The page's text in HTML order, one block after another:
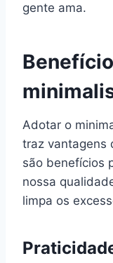
gente ama.
Adotar o
traz vantagens
são benefícios
nossa
limpa os